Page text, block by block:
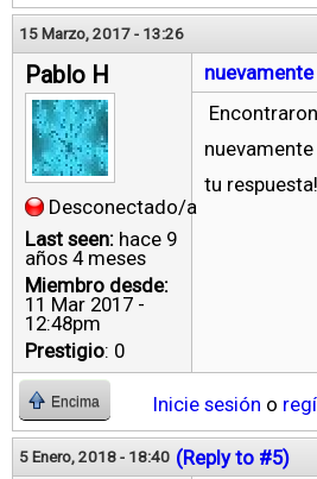
15 Marzo, 2017 - 13:26
Pablo H
Desconectado/a
Last seen: hace 9
años 4 meses
Miembro desde:
11 Mar 2017 -
12:48pm
Prestigio: 0
tu respuesta!
Encima Inicie sesión o
5 Enero, 2018 - 18:40 (Reply to #5)